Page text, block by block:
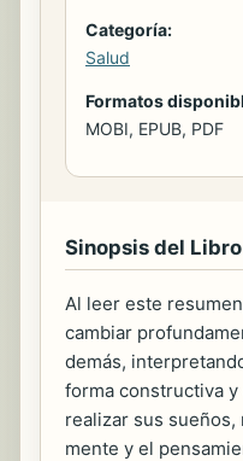
Categoría:
Salud
Formatos
MOBI, EPUB, PDF
Sinopsis del Libro
Al leer este
cambiar
demás,
forma constructiva
realizar sus
mente y el